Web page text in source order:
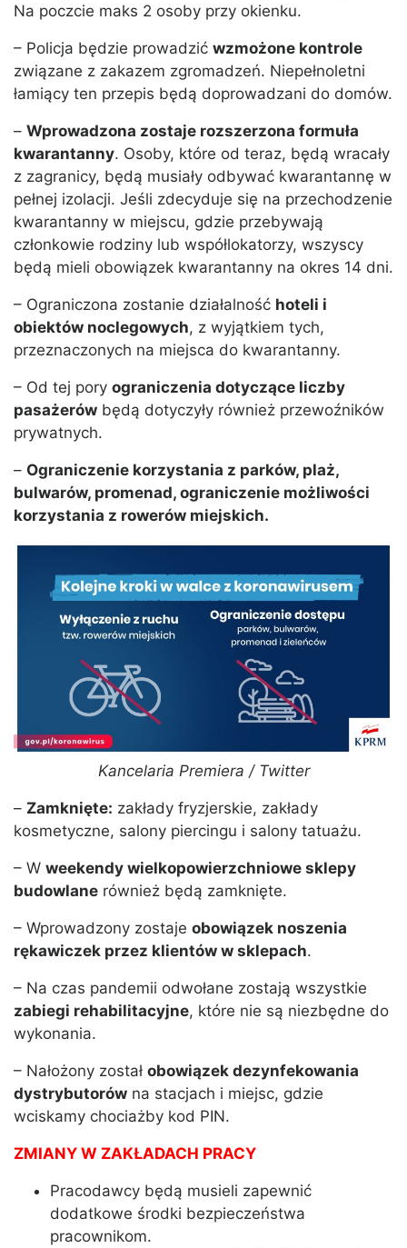
Na poczcie maks 2 osoby przy okienku.
– Policja będzie prowadzić wzmożone kontrole
związane z zakazem zgromadzeń. Niepełnoletni
łamiący ten przepis będą doprowadzani do domów.
– Wprowadzona zostaje rozszerzona formuła
kwarantanny. Osoby, które od teraz, będą wracały
z zagranicy, będą musiały odbywać kwarantannę w
pełnej izolacji. Jeśli zdecyduje się na przechodzenie
kwarantanny w miejscu, gdzie przebywają
członkowie rodziny lub współlokatorzy, wszyscy
będą mieli obowiązek kwarantanny na okres 14 dni.
– Ograniczona zostanie działalność hoteli i
obiektów noclegowych, z wyjątkiem tych,
przeznaczonych na miejsca do kwarantanny.
– Od tej pory ograniczenia dotyczące liczby
pasażerów będą dotyczyły również przewoźników
prywatnych.
– Ograniczenie korzystania z parków, plaż,
bulwarów, promenad, ograniczenie możliwości
korzystania z rowerów miejskich.
Kancelaria Premiera / Twitter
– Zamknięte: zakłady fryzjerskie, zakłady
kosmetyczne, salony piercingu i salony tatuażu.
– W weekendy wielkopowierzchniowe sklepy
budowlane również będą zamknięte.
– Wprowadzony zostaje obowiązek noszenia
rękawiczek przez klientów w sklepach.
– Na czas pandemii odwołane zostają wszystkie
zabiegi rehabilitacyjne, które nie są niezbędne do
wykonania.
– Nałożony został obowiązek dezynfekowania
dystrybutorów na stacjach i miejsc, gdzie
wciskamy chociażby kod PIN.
ZMIANY W ZAKŁADACH PRACY
Pracodawcy będą musieli zapewnić
dodatkowe środki bezpieczeństwa
pracownikom.